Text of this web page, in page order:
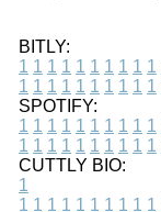
BITLY:
1 1 1 1 1 1 1 1 1 1
1 1 1 1 1 1 1 1 1 1
SPOTIFY:
1 1 1 1 1 1 1 1 1 1
1 1 1 1 1 1 1 1 1 1
CUTTLY BIO:
1
1 1 1 1 1 1 1 1 1 1